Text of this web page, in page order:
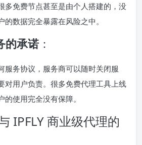
多免费节点甚至是由个人搭建的，没
数据完全暴露在风险之中。
的承诺：
服务协议，服务商可以随时关闭服
对用户负责。很多免费代理工具上线
使用完全没有保障。
IPFLY 商业级代理的